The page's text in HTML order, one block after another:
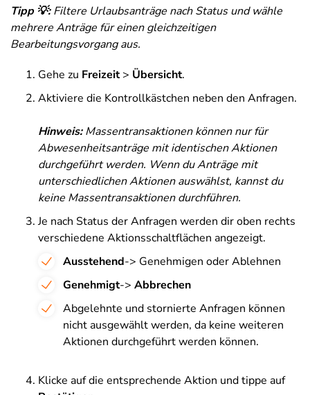
Tipp 💡:Filtere Urlaubsanträge nach Status und wähle
mehrere Anträge für einen gleichzeitigen
Bearbeitungsvorgang aus.
Gehe zu Freizeit> Übersicht.
Aktiviere die Kontrollkästchen neben den Anfragen.
Hinweis:Massentransaktionen können nur für
Abwesenheitsanträge mit identischen Aktionen
durchgeführt werden. Wenn du Anträge mit
unterschiedlichen Aktionen auswählst, kannst du
keine Massentransaktionen durchführen.
Je nach Status der Anfragen werden dir oben rechts
verschiedene Aktionsschaltflächen angezeigt.
Ausstehend-> Genehmigen oderAblehnen
Genehmigt-> Abbrechen
Abgelehnte und stornierte Anfragen können
nicht ausgewählt werden, da keine weiteren
Aktionen durchgeführt werden können.
Klicke auf die entsprechende Aktion und tippe auf